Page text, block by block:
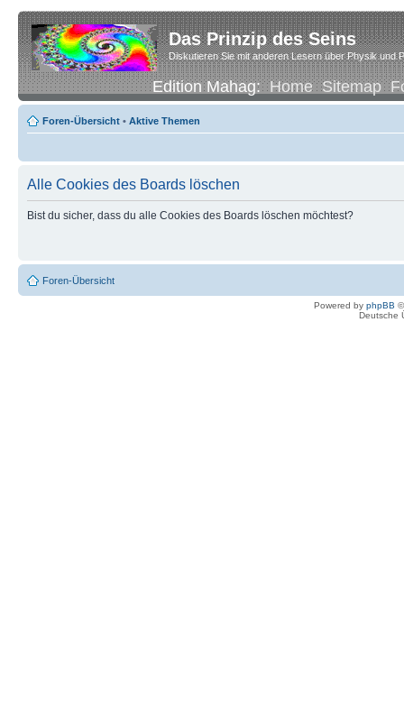
Das Prinzip des Seins
Diskutieren Sie mit anderen Lesern über Physik und
Edition Mahag:Home Sitemap
Foren-Übersicht • Aktive Themen
Alle Cookies des Boards löschen
Bist du sicher, dass du alle Cookies des Boards löschen möchtest?
Foren-Übersicht
Powered by phpBB
Deutsche